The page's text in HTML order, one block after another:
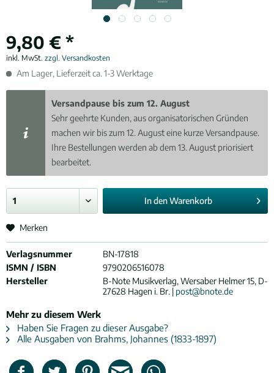
9,80 € *
inkl. MwSt. zzgl. Versandkosten
Am Lager, Lieferzeit ca. 1-3 Werktage
Versandpause bis zum 12. August
Sehr geehrte Kunden, aus organisatorischen Gründen
machen wir bis zum 12. August eine kurze Versandpause.
Ihre Bestellungen werden ab dem 13. August priorisiert
bearbeitet.
In denWarenkorb
Merken
Verlagsnummer
BN-17818
ISMN / ISBN
9790206516078
Hersteller
B-Note Musikverlag, Wersaber Helmer 15, D-
27628 Hagen i. Br. | post@bnote.de
Mehr zu diesem Werk
Haben Sie Fragen zu dieser Ausgabe?
Alle Ausgaben von Brahms, Johannes (1833-1897)